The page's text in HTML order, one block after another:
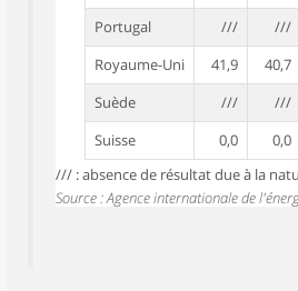
Portugal
/// ///
Royaume-Uni
41,9 40,7
Suède
/// ///
Suisse
0,0 0,0
/// : absence de résultat due à la
Source : Agence internationale de